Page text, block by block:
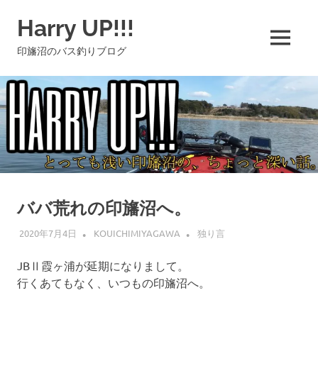
ツ
へ
ス
キ
ッ
プ
Harry UP!!!
印旛沼のバス釣りブログ MENU
ババ荒れの印旛沼へ。
2020年7月4日 KOUICHIMIYAGAWA 独り言
JBⅡ霞ヶ浦が延期になりまして。
行くあてもなく、いつもの印旛沼へ。